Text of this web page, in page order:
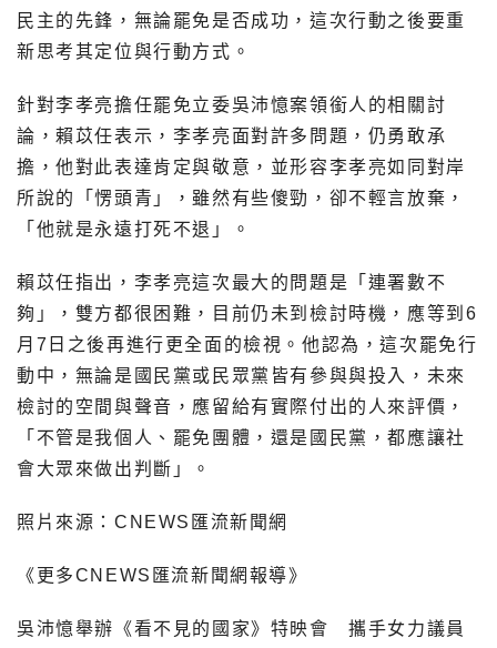
民主的先鋒，無論罷免是否成功，這次行動之後要重
新思考其定位與行動方式。
針對李孝亮擔任罷免立委吳沛憶案領銜人的相關討
論，賴苡任表示，李孝亮面對許多問題，仍勇敢承
擔，他對此表達肯定與敬意，並形容李孝亮如同對岸
所說的「愣頭青」，雖然有些傻勁，卻不輕言放棄，
「他就是永遠打死不退」。
賴苡任指出，李孝亮這次最大的問題是「連署數不
夠」，雙方都很困難，目前仍未到檢討時機，應等到6
月7日之後再進行更全面的檢視。他認為，這次罷免行
動中，無論是國民黨或民眾黨皆有參與與投入，未來
檢討的空間與聲音，應留給有實際付出的人來評價，
「不管是我個人、罷免團體，還是國民黨，都應讓社
會大眾來做出判斷」。
照片來源：CNEWS匯流新聞網
《更多CNEWS匯流新聞網報導》
吳沛憶舉辦《看不見的國家》特映會 攜手女力議員